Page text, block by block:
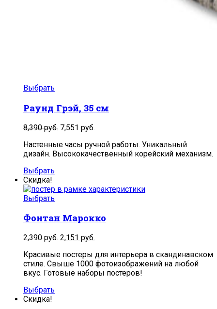
Выбрать
Раунд Грэй, 35 см
8,390руб. Первоначальная
составляла
8,390
7,551 руб.
7,551
руб..
Настенные часы ручной работы. Уникальный
дизайн. Высококачественный корейский механизм.
Выбрать
Скидка!
Выбрать
Фонтан Марокко
2,390руб. 2,151 руб.
Красивые постеры для интерьера в скандинавском
стиле. Свыше 1000 фотоизображений на любой
вкус. Готовые наборы постеров!
Выбрать
Скидка!